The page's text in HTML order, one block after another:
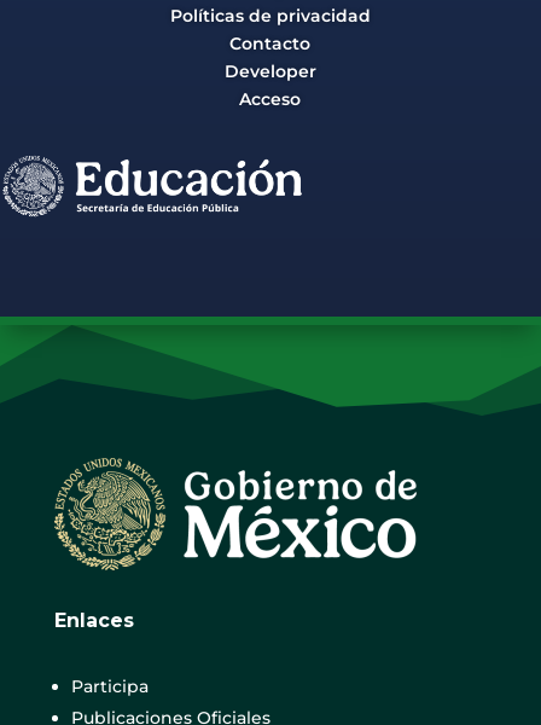
Políticas de privacidad
Contacto
Developer
Acceso
Enlaces
Participa
Publicaciones Oficiales